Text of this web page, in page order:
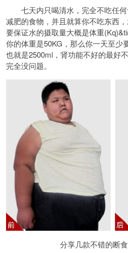
七天内只喝清水，完全不吃任何
减肥的食物，并且就算你不吃东西
要保证水的摄取量大概是体重
你的体重是50KG，那么你一天至少
也就是2500ml，肾功能不好的最好
完全没问题。
分享几款不错的断